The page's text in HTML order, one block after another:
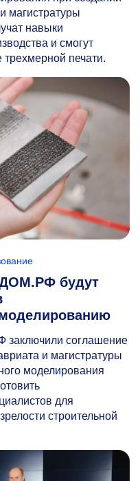
магистратуры
навыки
и смогут
печати.
будут
соглашение
и магистратуры
моделирования
для
строительной